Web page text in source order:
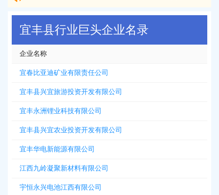
宜丰县行业巨头企业名录
企业名称
宜春比亚迪矿业有限责任公司
宜丰县兴宜旅游投资开发有限公司
宜丰永洲锂业科技有限公司
宜丰县兴宜农业投资开发有限公司
宜丰华电新能源有限公司
江西九岭凝聚新材料有限公司
宇恒永兴电池江西有限公司